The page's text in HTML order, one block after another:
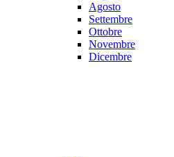
Agosto
Settembre
Ottobre
Novembre
Dicembre